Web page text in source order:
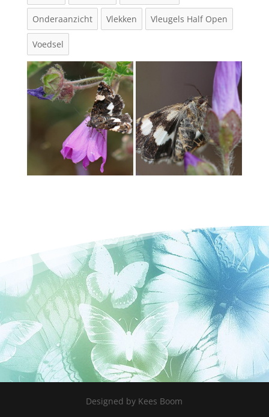
Onderaanzicht Vlekken Vleugels Half Open
Voedsel
Designed by Kees Boom